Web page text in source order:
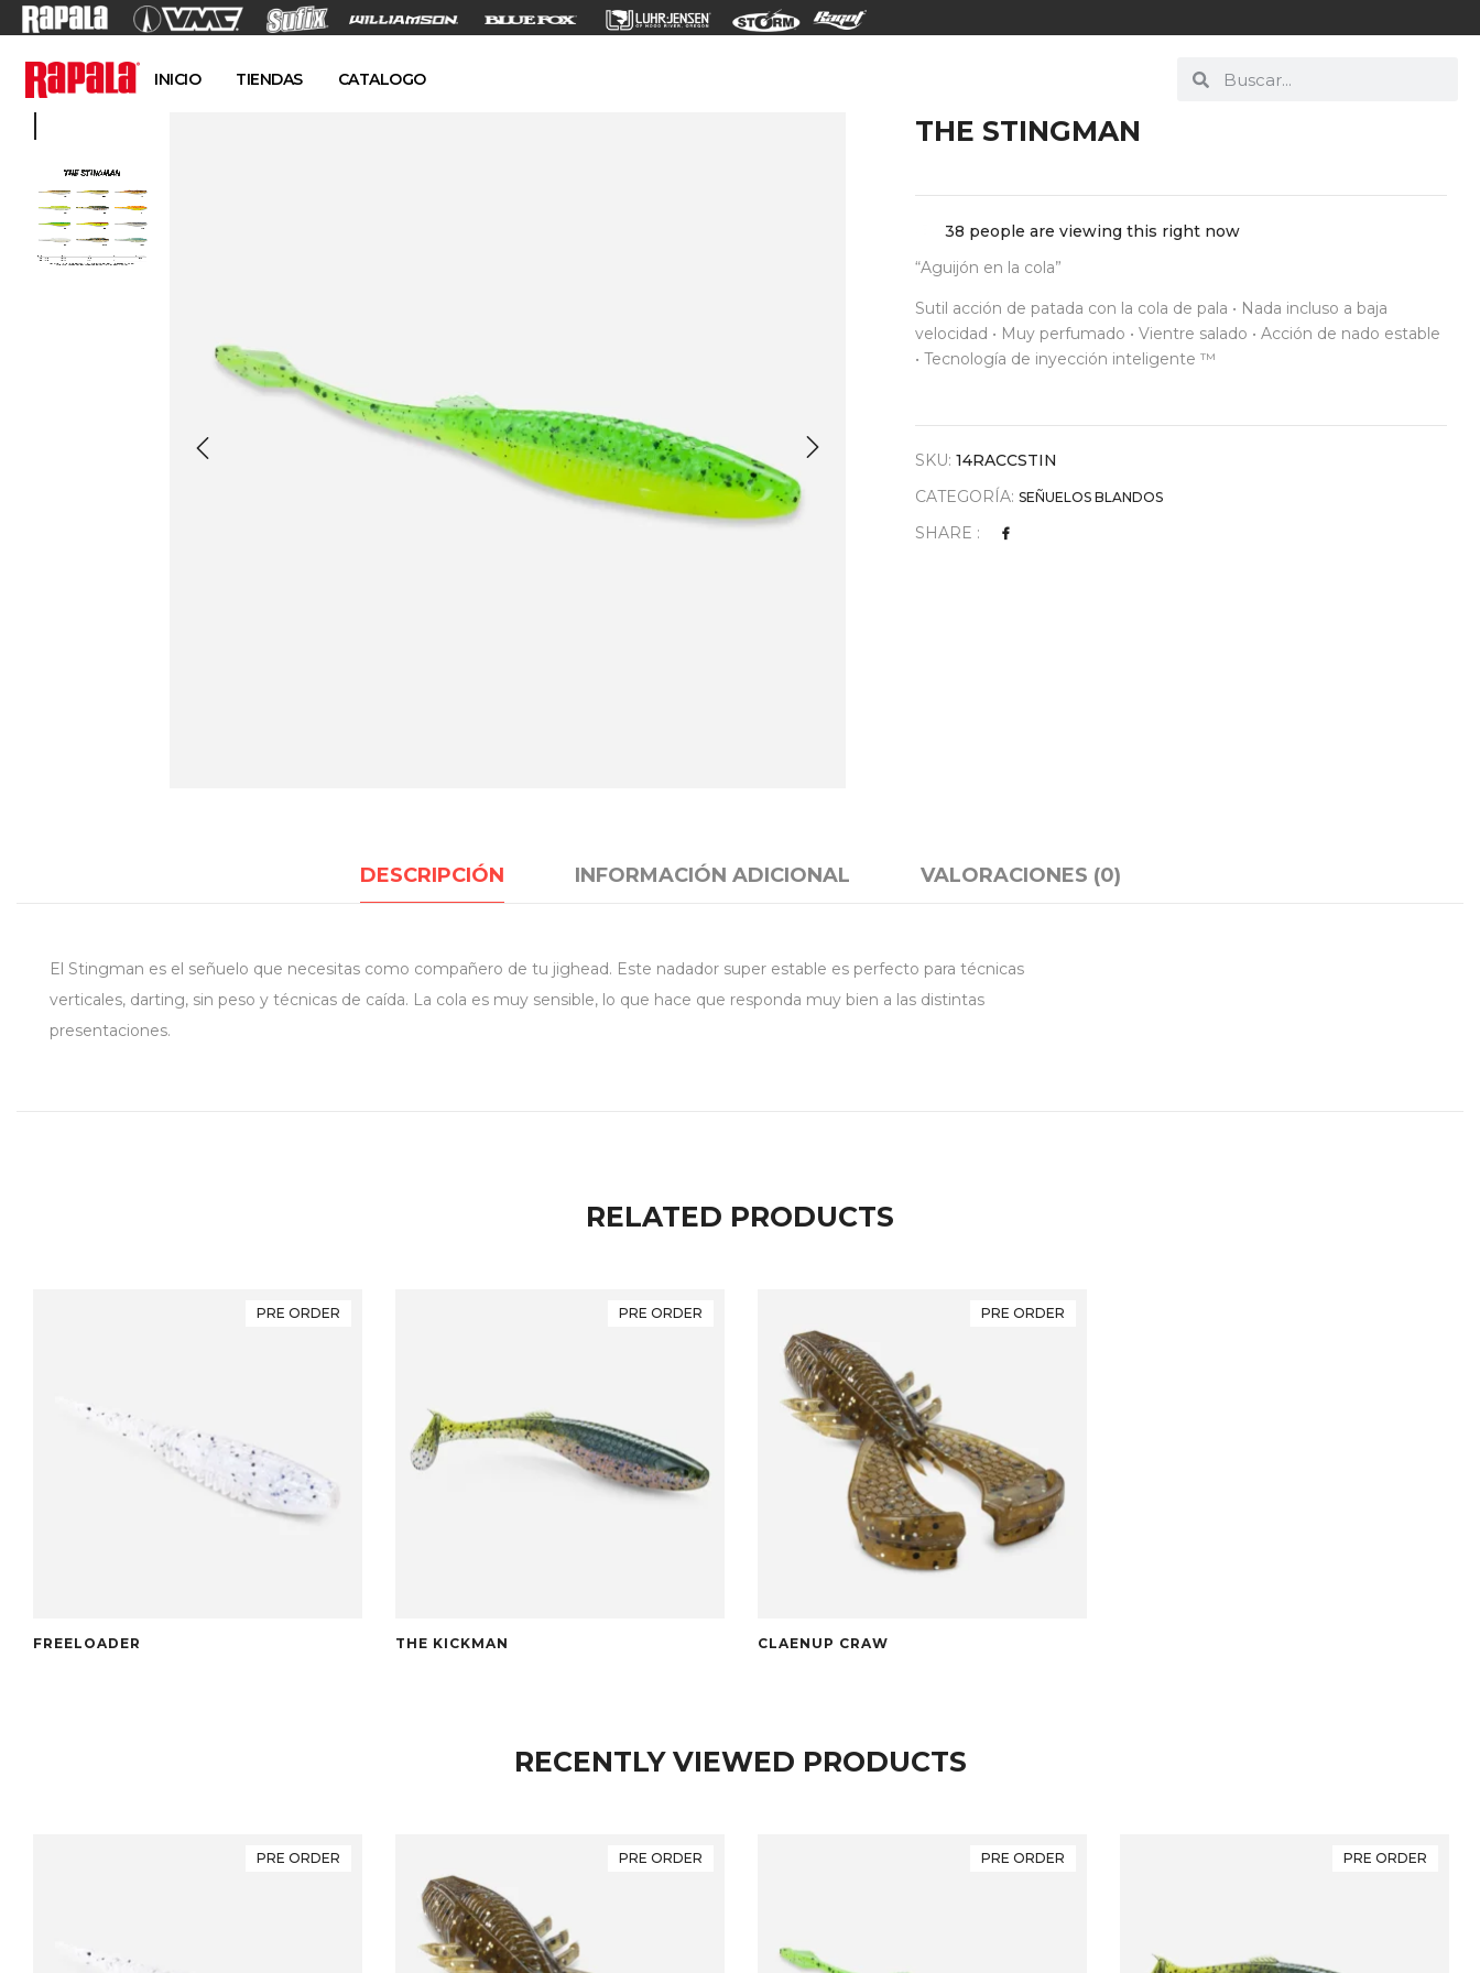
INICIO TIENDAS CATALOGO
THE STINGMAN
38 people are viewing this right now
“Aguijón en la cola”
Sutil acción de patada con la cola de pala • Nada incluso a baja
velocidad • Muy perfumado • Vientre salado • Acción de nado estable
• Tecnología de inyección inteligente ™
SKU:14RACCSTIN
CATEGORÍA:SEÑUELOS BLANDOS
SHARE :
DESCRIPCIÓN INFORMACIÓN ADICIONAL VALORACIONES (0)
El Stingman es el señuelo que necesitas como compañero de tu jighead. Este nadador super estable es perfecto para técnicas
verticales, darting, sin peso y técnicas de caída. La cola es muy sensible, lo que hace que responda muy bien a las distintas
presentaciones.
RELATED PRODUCTS
PRE ORDER
FREELOADER
PRE ORDER
THE KICKMAN
PRE ORDER
CLAENUP CRAW
RECENTLY VIEWED PRODUCTS
PRE ORDER PRE ORDER PRE ORDER PRE ORDER